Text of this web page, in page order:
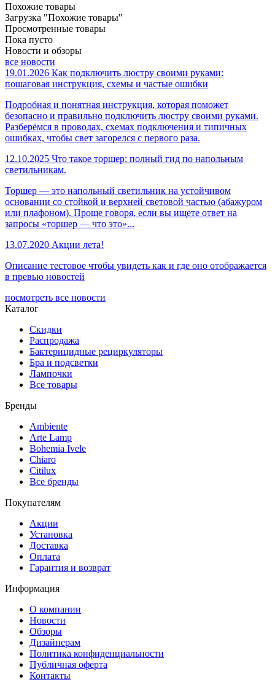
Похожие товары
Загрузка "Похожие товары"
Просмотренные товары
Пока пусто
Новости и обзоры
все новости
19.01.2026 Как подключить люстру своими руками:
пошаговая инструкция, схемы и частые ошибки
Подробная и понятная инструкция, которая поможет
безопасно и правильно подключить люстру своими руками.
Разберёмся в проводах, схемах подключения и типичных
ошибках, чтобы свет загорелся с первого раза.
12.10.2025 Что такое торшер: полный гид по напольным
светильникам.
Торшер — это напольный светильник на устойчивом
основании со стойкой и верхней световой частью (абажуром
или плафоном). Проще говоря, если вы ищете ответ на
запросы «торшер — что это»...
13.07.2020 Акции лета!
Описание тестовое чтобы увидеть как и где оно отображается
в превью новостей
посмотреть все новости
Каталог
Скидки
Распродажа
Бактерицидные рециркуляторы
Бра и подсветки
Лампочки
Все товары
Бренды
Ambiente
Arte Lamp
Bohemia Ivele
Chiaro
Citilux
Все бренды
Покупателям
Акции
Установка
Доставка
Оплата
Гарантия и возврат
Информация
О компании
Новости
Обзоры
Дизайнерам
Политика конфиденциальности
Публичная оферта
Контакты